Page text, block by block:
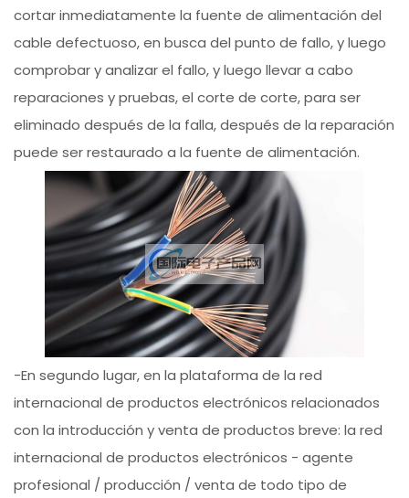
cortar inmediatamente la fuente de alimentación del
cable defectuoso, en busca del punto de fallo, y luego
comprobar y analizar el fallo, y luego llevar a cabo
reparaciones y pruebas, el corte de corte, para ser
eliminado después de la falla, después de la reparación
puede ser restaurado a la fuente de alimentación.
-En segundo lugar, en la plataforma de la red
internacional de productos electrónicos relacionados
con la introducción y venta de productos breve: la red
internacional de productos electrónicos - agente
profesional / producción / venta de todo tipo de